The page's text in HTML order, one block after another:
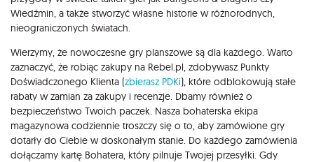
Wiedźmin, a także stworzyć własne historie w różnorodnych,
nieograniczonych światach.
Wierzymy, że nowoczesne gry planszowe są dla każdego. Warto
zaznaczyć, że robiąc zakupy na Rebel.pl, zdobywasz Punkty
Doświadczonego Klienta (zbierasz PDKi), które odblokowują stałe
rabaty w zamian za zakupy i recenzje. Dbamy również o
bezpieczeństwo Twoich paczek. Nasza bohaterska ekipa
magazynowa codziennie troszczy się o to, aby zamówione gry
dotarły do Ciebie w doskonałym stanie. Do każdego zamówienia
dołączamy kartę Bohatera, który pilnuje Twojej przesyłki. Gdy